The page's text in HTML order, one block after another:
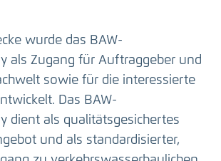
wurde das BAW-
als Zugang für Auftraggeber und
sowie für die interessierte
Das BAW-
dient als qualitätsgesichertes
und als standardisierter,